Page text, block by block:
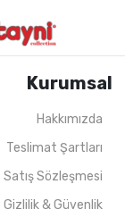
5-8 Years
Kurumsal
Hakkımızda
Teslimat Şartları
Satış Sözleşmesi
Gizlilik & Güvenlik